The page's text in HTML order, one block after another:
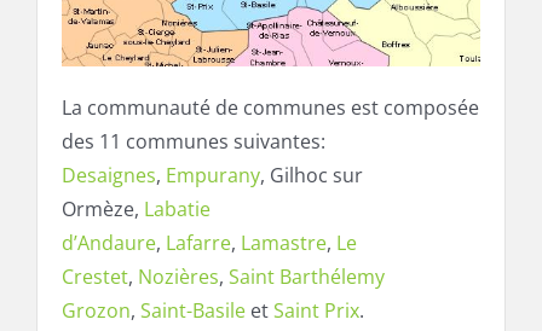
La communauté de communes est composée
des 11 communes suivantes:
Desaignes, Empurany, Gilhoc sur
Ormèze, Labatie
d’Andaure, Lafarre, Lamastre, Le
Crestet, Nozières, Saint Barthélemy
Grozon, Saint-Basile etSaint Prix.